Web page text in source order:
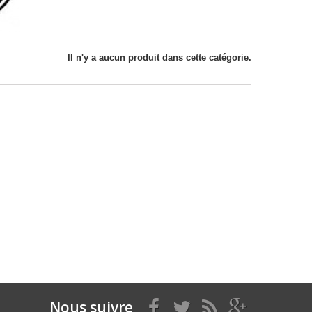
Il n'y a aucun produit dans cette catégorie.
Nous suivre